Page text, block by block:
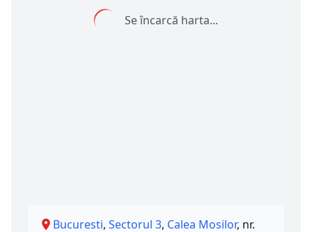
Se încarcă harta...
Bucuresti, Sectorul 3, Calea Mosilor, nr.